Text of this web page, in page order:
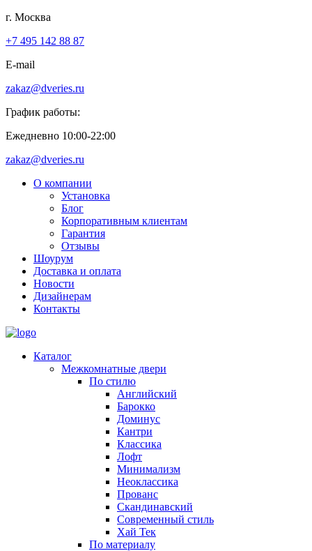
г. Москва
+7 495 142 88 87
E-mail
zakaz@dveries.ru
График работы:
Ежедневно 10:00-22:00
zakaz@dveries.ru
О компании
Установка
Блог
Корпоративным клиентам
Гарантия
Отзывы
Шоурум
Доставка и оплата
Новости
Дизайнерам
Контакты
Каталог
Межкомнатные двери
По стилю
Английский
Барокко
Доминус
Кантри
Классика
Лофт
Минимализм
Неоклассика
Прованс
Скандинавский
Современный стиль
Хай Тек
По материалу